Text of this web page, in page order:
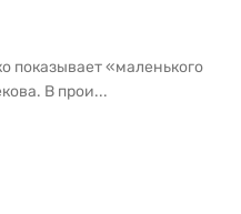
показывает «маленького
В прои...